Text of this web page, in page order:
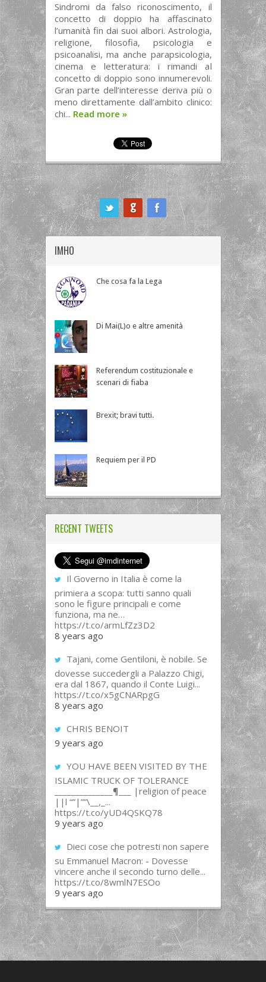
Sindromi da falso riconoscimento, il
concetto di doppio ha affascinato
l’umanità fin dai suoi albori. Astrologia,
religione, filosofia, psicologia e
psicoanalisi, ma anche parapsicologia,
cinema e letteratura: i rimandi al
concetto di doppio sono innumerevoli.
Gran parte dell’interesse deriva più o
meno direttamente dall’ambito clinico:
chi... Read more »
IMHO
Che cosa fa la Lega
Di Mai(L)o e altre amenità
Referendum costituzionale e
scenari di fiaba
Brexit; bravi tutti.
Requiem per il PD
RECENT TWEETS
Il Governo in Italia è come la
primiera a scopa: tutti sanno quali
sono le figure principali e come
funziona, ma ne…
https://t.co/armLfZz3D2
8 years ago
Tajani, come Gentiloni, è nobile. Se
dovesse succedergli a Palazzo Chigi,
era dal 1867, quando il Conte Luigi...
https://t.co/x5gCNARpgG
8 years ago
CHRIS BENOIT
9 years ago
YOU HAVE BEEN VISITED BY THE
ISLAMIC TRUCK OF TOLERANCE
______________¶___ |religion of peace
||l “”|””\__,_...
https://t.co/yUD4QSKQ78
9 years ago
Dieci cose che potresti non sapere
su Emmanuel Macron: - Dovesse
vincere anche il secondo turno delle...
https://t.co/8wmlN7ESOo
9 years ago